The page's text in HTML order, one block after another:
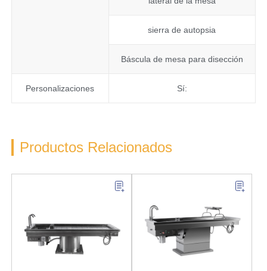
sierra de autopsia
Báscula de mesa para disección
Personalizaciones Sí:
Productos Relacionados